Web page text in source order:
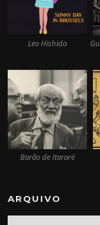
Leo Hishida
Barão de Itararé
ARQUIVO